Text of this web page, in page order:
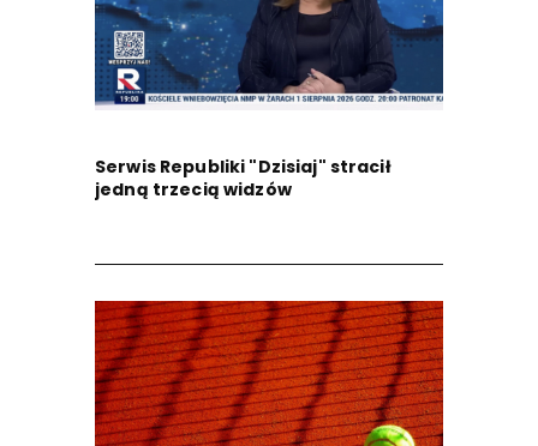
Serwis Republiki "Dzisiaj" stracił
jedną trzecią widzów